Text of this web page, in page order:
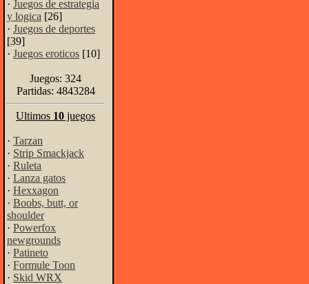
· Juegos de estrategia
y logica [26]
· Juegos de deportes
[39]
· Juegos eroticos [10]
Juegos: 324
Partidas: 4843284
Ultimos 10 juegos
· Tarzan
· Strip Smackjack
· Ruleta
· Lanza gatos
· Hexxagon
· Boobs, butt, or
shoulder
· Powerfox
newgrounds
· Patineto
· Formule Toon
· Skid WRX